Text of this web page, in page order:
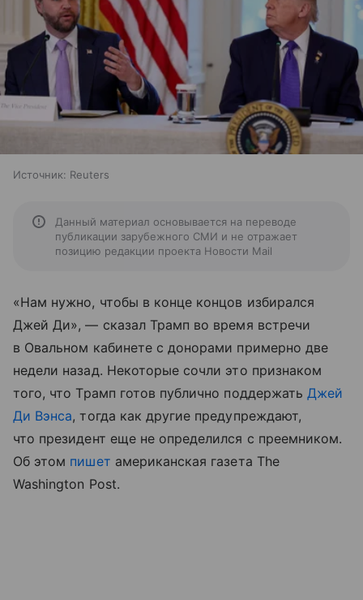
Источник: Reuters
Данный материал основывается на переводе
публикации зарубежного СМИ и не отражает
позицию редакции проекта Новости Mail
«Нам нужно, чтобы в конце концов избирался
Джей Ди», — сказал Трамп во время встречи
в Овальном кабинете с донорами примерно две
недели назад. Некоторые сочли это признаком
того, что Трамп готов публично поддержатьДжей
Ди Вэнса, тогда как другие предупреждают,
что президент еще не определился с преемником.
Об этом пишет американская газета The
Washington Post.